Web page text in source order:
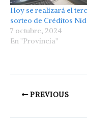
Hoy se realizará el
sorteo de Créditos
7 octubre, 2024
En "Provincia"
PREVIOUS